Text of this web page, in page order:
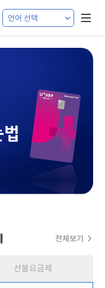
전체보기
선불요금제